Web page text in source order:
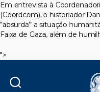
Em entrevista à
(Coordcom), o historiador
“absurda” a situação
Faixa de Gaza, além de
">